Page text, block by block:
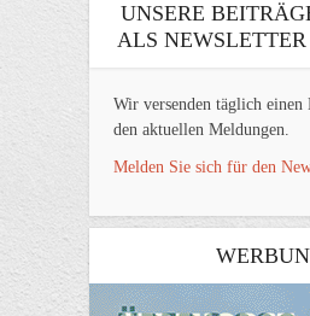
UNSERE
ALS
Wir versenden täglich einen
den aktuellen Meldungen.
Melden Sie sich für den